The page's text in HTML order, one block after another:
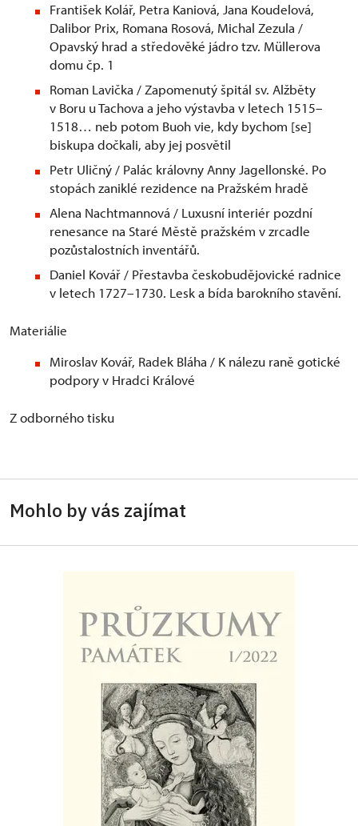
František Kolář, Petra Kaniová, Jana Koudelová,
Dalibor Prix, Romana Rosová, Michal Zezula /
Opavský hrad a středověké jádro tzv. Müllerova
domu čp. 1
Roman Lavička / Zapomenutý špitál sv. Alžběty
v Boru u Tachova a jeho výstavba v letech 1515–
1518… neb potom Buoh vie, kdy bychom [se]
biskupa dočkali, aby jej posvětil
Petr Uličný / Palác královny Anny Jagellonské. Po
stopách zaniklé rezidence na Pražském hradě
Alena Nachtmannová / Luxusní interiér pozdní
renesance na Staré Městě pražském v zrcadle
pozůstalostních inventářů.
Daniel Kovář / Přestavba českobudějovické radnice
v letech 1727–1730. Lesk a bída barokního stavění.
Materiálie
Miroslav Kovář, Radek Bláha / K nálezu raně gotické
podpory v Hradci Králové
Z odborného tisku
Mohlo by vás zajímat